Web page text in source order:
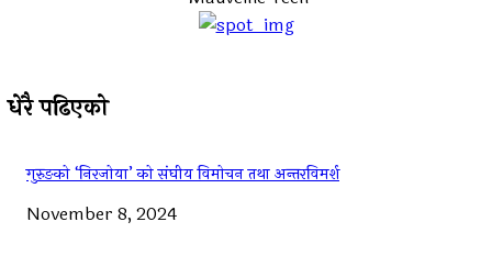
धेरै पढिएको
गुरुङको ‘निरजोया’ को संघीय विमोचन तथा अन्तरविमर्श
November 8, 2024